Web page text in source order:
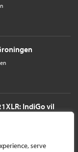
serve
IndiGo vil
11 timer til
fly